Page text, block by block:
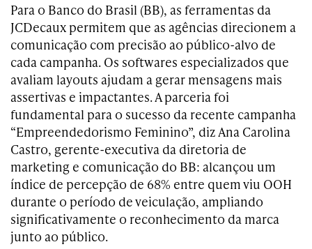
Para o Banco do Brasil (BB), as ferramentas da
JCDecaux permitem que as agências direcionem a
comunicação com precisão ao público-alvo de
cada campanha. Os softwares especializados que
avaliam layouts ajudam a gerar mensagens mais
assertivas e impactantes. A parceria foi
fundamental para o sucesso da recente campanha
“Empreendedorismo Feminino”, diz Ana Carolina
Castro, gerente-executiva da diretoria de
marketing e comunicação do BB: alcançou um
índice de percepção de 68% entre quem viu OOH
durante o período de veiculação, ampliando
significativamente o reconhecimento da marca
junto ao público.